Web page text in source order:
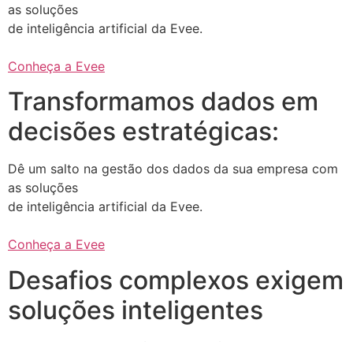
as soluções
de inteligência artificial da Evee.
Conheça a Evee
Transformamos dados em
decisões estratégicas:
Dê um salto na gestão dos dados da sua empresa com
as soluções
de inteligência artificial da Evee.
Conheça a Evee
Desafios complexos exigem
soluções inteligentes